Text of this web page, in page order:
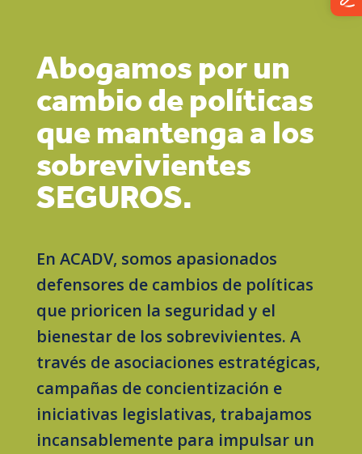
Abogamos por un
cambio de políticas
que mantenga a los
sobrevivientes
SEGUROS.
En ACADV, somos apasionados
defensores de cambios de políticas
que prioricen la seguridad y el
bienestar de los sobrevivientes. A
través de asociaciones estratégicas,
campañas de concientización e
iniciativas legislativas, trabajamos
incansablemente para impulsar un